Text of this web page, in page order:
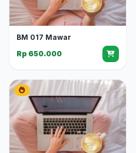
BM 017 Mawar
Rp 650.000